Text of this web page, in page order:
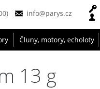
info@parys.cz
Čluny, motory, echoloty
13 g